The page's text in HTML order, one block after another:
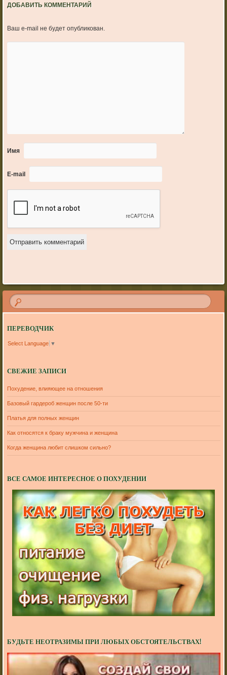
ДОБАВИТЬ КОММЕНТАРИЙ
Ваш e-mail не будет опубликован.
Имя
E-mail
ПЕРЕВОДЧИК
Select Language ▼
СВЕЖИЕ ЗАПИСИ
Похудение, влияющее на отношения
Базовый гардероб женщин после 50-ти
Платья для полных женщин
Как относятся к браку мужчина и женщина
Когда женщина любит слишком сильно?
ВСЕ САМОЕ ИНТЕРЕСНОЕ О ПОХУДЕНИИ
БУДЬТЕ НЕОТРАЗИМЫ ПРИ ЛЮБЫХ ОБСТОЯТЕЛЬСТВАХ!